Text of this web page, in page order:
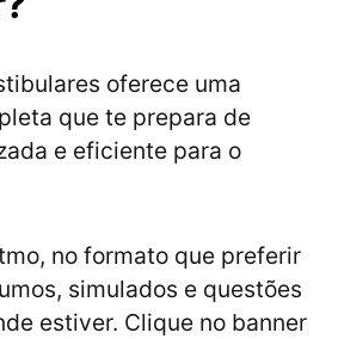
oferece uma
que te prepara de
e eficiente para o
no formato que preferir
simulados e questões
estiver. Clique no banner